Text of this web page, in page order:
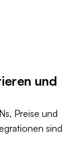
und
Preise und
sind